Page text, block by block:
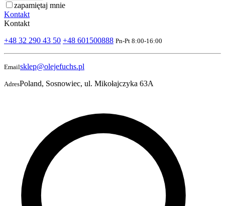
zapamiętaj mnie
Kontakt
Kontakt
+48 32 290 43 50 +48 601500888 Pn-Pt 8:00-16:00
Emailsklep@olejefuchs.pl
AdresPoland, Sosnowiec, ul. Mikołajczyka 63A